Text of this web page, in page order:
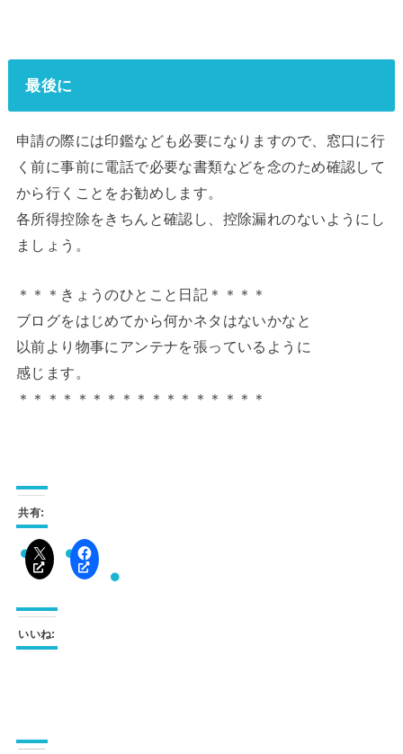
最後に
申請の際には印鑑なども必要になりますので、窓口に行
く前に事前に電話で必要な書類などを念のため確認して
から行くことをお勧めします。
各所得控除をきちんと確認し、控除漏れのないようにし
ましょう。
＊＊＊きょうのひとこと日記＊＊＊＊
ブログをはじめてから何かネタはないかなと
以前より物事にアンテナを張っているように
感じます。
＊＊＊＊＊＊＊＊＊＊＊＊＊＊＊＊＊
共有:
いいね: